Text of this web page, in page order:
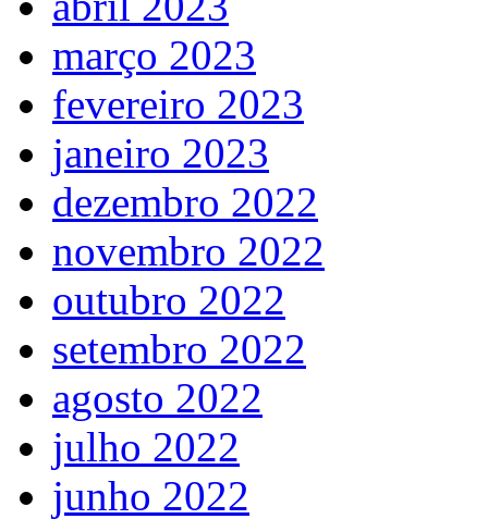
março 2023
fevereiro 2023
janeiro 2023
dezembro 2022
novembro 2022
outubro 2022
setembro 2022
agosto 2022
julho 2022
junho 2022